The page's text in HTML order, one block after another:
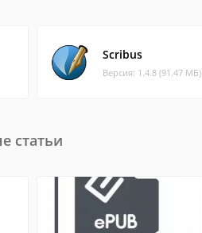
Scribus
Версия: 1.4.8 (91.47 МБ)
статьи